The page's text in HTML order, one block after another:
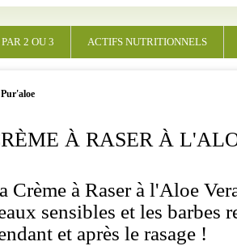
2 OU 3 ACTIFS NUTRITIONNELS
À RASER À
Crème à Raser à l'Aloe
sensibles et les barbes
et après le rasage !